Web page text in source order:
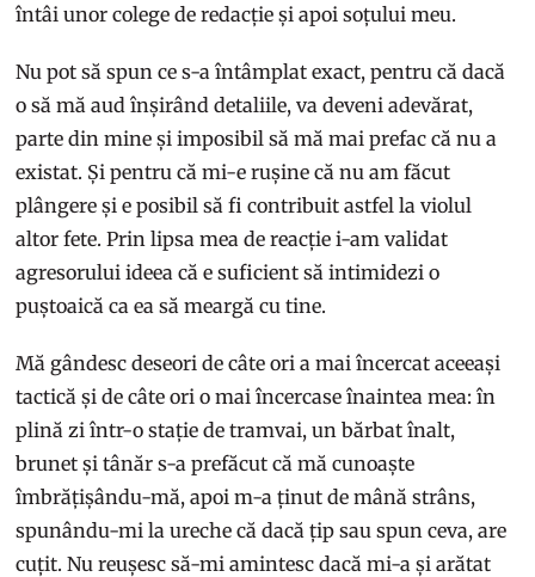
întâi unor colege de redacție și apoi soțului meu.
Nu pot să spun ce s-a întâmplat exact, pentru că dacă
o să mă aud înșirând detaliile, va deveni adevărat,
parte din mine și imposibil să mă mai prefac că nu a
existat. Și pentru că mi-e rușine că nu am făcut
plângere și e posibil să fi contribuit astfel la violul
altor fete. Prin lipsa mea de reacție i-am validat
agresorului ideea că e suficient să intimidezi o
puștoaică ca ea să meargă cu tine.
Mă gândesc deseori de câte ori a mai încercat aceeași
tactică și de câte ori o mai încercase înaintea mea: în
plină zi într-o stație de tramvai, un bărbat înalt,
brunet și tânăr s-a prefăcut că mă cunoaște
îmbrățișându-mă, apoi m-a ținut de mână strâns,
spunându-mi la ureche că dacă țip sau spun ceva, are
cuțit. Nu reușesc să-mi amintesc dacă mi-a și arătat